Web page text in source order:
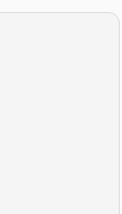
hago